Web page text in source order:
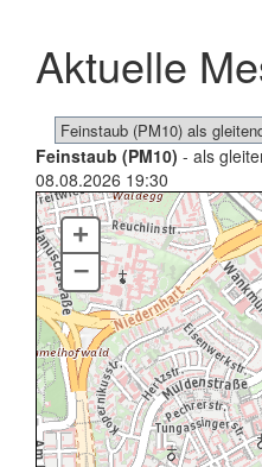
Aktuelle
Feinstaub (PM10) - als
08.08.2026 19:30
+
–